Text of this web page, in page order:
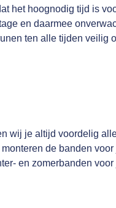
het hoognodig tijd is
en daarmee
ten alle tijden veilig
wij je altijd voordelig
de banden voor
en zomerbanden voor